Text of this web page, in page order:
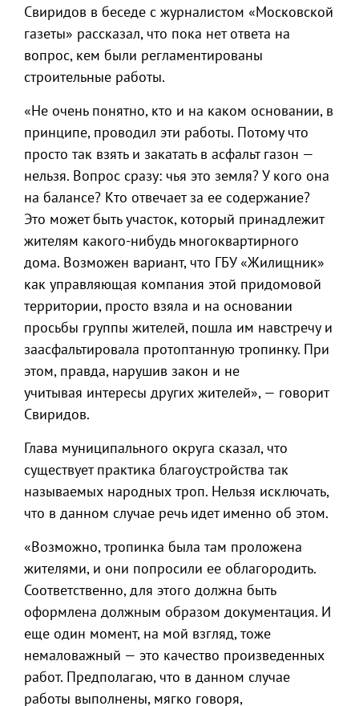
Свиридов в беседе с журналистом «Московской
газеты» рассказал, что пока нет ответа на
вопрос, кем были регламентированы
строительные работы.
«Не очень понятно, кто и на каком основании, в
принципе, проводил эти работы. Потому что
просто так взять и закатать в асфальт газон —
нельзя. Вопрос сразу: чья это земля? У кого она
на балансе? Кто отвечает за ее содержание?
Это может быть участок, который принадлежит
жителям какого-нибудь многоквартирного
дома. Возможен вариант, что ГБУ «Жилищник»
как управляющая компания этой придомовой
территории, просто взяла и на основании
просьбы группы жителей, пошла им навстречу и
заасфальтировала протоптанную тропинку. При
этом, правда, нарушив закон и не
учитывая интересы других жителей», — говорит
Свиридов.
Глава муниципального округа сказал, что
существует практика благоустройства так
называемых народных троп. Нельзя исключать,
что в данном случае речь идет именно об этом.
«Возможно, тропинка была там проложена
жителями, и они попросили ее облагородить.
Соответственно, для этого должна быть
оформлена должным образом документация. И
еще один момент, на мой взгляд, тоже
немаловажный — это качество произведенных
работ. Предполагаю, что в данном случае
работы выполнены, мягко говоря,